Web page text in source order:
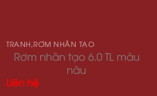
TRANH,RƠM NHÂN TẠO
Rơm nhân tạo 6.0 TL màu
nâu
Liên hệ